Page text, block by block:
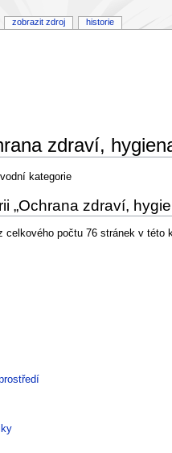
zdraví,
kategorie
„Ochrana zdraví,
celkového počtu 76 stránek v této
zobrazit zdroj historie